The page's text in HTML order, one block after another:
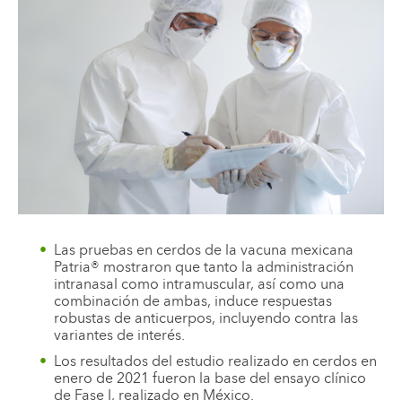
Las pruebas en cerdos de la vacuna mexicana
Patria® mostraron que tanto la administración
intranasal como intramuscular, así como una
combinación de ambas, induce respuestas
robustas de anticuerpos, incluyendo contra las
variantes de interés.
Los resultados del estudio realizado en cerdos en
enero de 2021 fueron la base del ensayo clínico
de Fase I, realizado en México.